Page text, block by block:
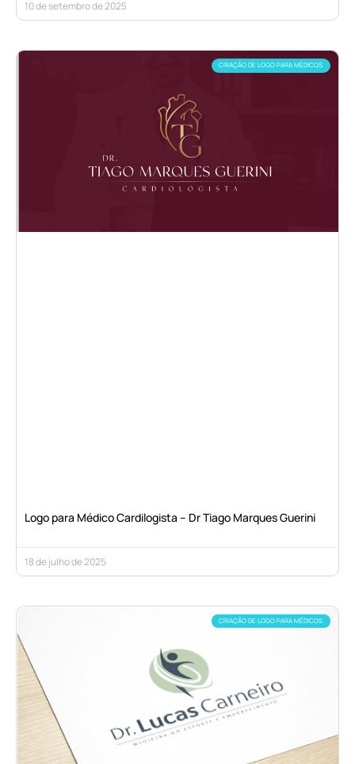
10 de setembro de 2025
CRIAÇÃO DE LOGO PARA MÉDICOS
Logo para Médico Cardilogista – Dr Tiago Marques Guerini
18 de julho de 2025
CRIAÇÃO DE LOGO PARA MÉDICOS